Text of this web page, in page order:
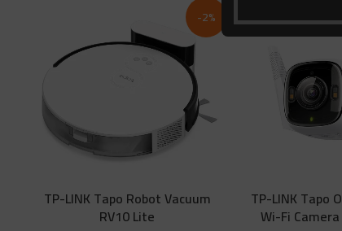
TP-LINK Tapo
Wi-Fi
-2%
TP-LINK Tapo Robot Vacuum
RV10 Lite